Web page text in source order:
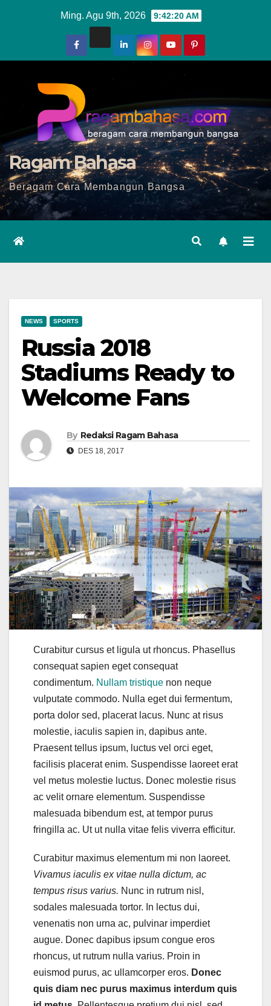
Ming. Agu 9th, 2026 9:42:22 AM
Ragam Bahasa
Beragam Cara Membangun Bangsa
NEWS SPORTS
Russia 2018
Stadiums Ready to
Welcome Fans
By Redaksi Ragam Bahasa
DES 18, 2017
Curabitur cursus et ligula ut rhoncus. Phasellus
consequat sapien eget consequat
condimentum. Nullam tristique non neque
vulputate commodo. Nulla eget dui fermentum,
porta dolor sed, placerat lacus. Nunc at risus
molestie, iaculis sapien in, dapibus ante.
Praesent tellus ipsum, luctus vel orci eget,
facilisis placerat enim. Suspendisse laoreet erat
vel metus molestie luctus. Donec molestie risus
ac velit ornare elementum. Suspendisse
malesuada bibendum est, at tempor purus
fringilla ac. Ut ut nulla vitae felis viverra efficitur.
Curabitur maximus elementum mi non laoreet.
Vivamus iaculis ex vitae nulla dictum, ac
tempus risus varius. Nunc in rutrum nisl,
sodales malesuada tortor. In lectus dui,
venenatis non urna ac, pulvinar imperdiet
augue. Donec dapibus ipsum congue eros
rhoncus, ut rutrum nulla varius. Proin in
euismod purus, ac ullamcorper eros. Donec
quis diam nec purus maximus interdum quis